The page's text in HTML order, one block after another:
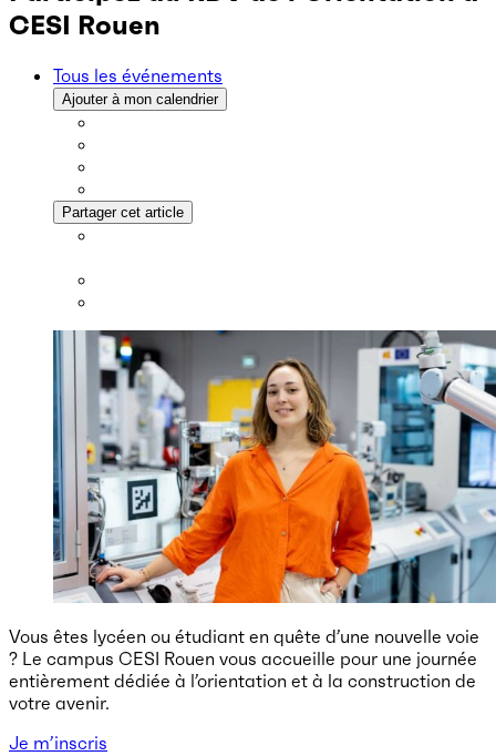
CESI Rouen
Tous les événements
Ajouter à mon calendrier
Partager cet article
Vous êtes lycéen ou étudiant en quête d’une nouvelle voie
? Le campus CESI Rouen vous accueille pour une journée
entièrement dédiée à l’orientation et à la construction de
votre avenir.
Je m’inscris